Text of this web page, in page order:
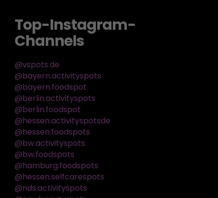
Top-Instagram-
Channels
@vspots.de
@bayern.activityspots
@bayern.foodspot
@berlin.activityspots
@berlin.foodspot
@hessen.activityspotsde
@hessen.foodspots
@bw.activityspots
@bw.foodspots
@hamburg.foodspots
@hessen.selfcarespots
@nds.activityspots